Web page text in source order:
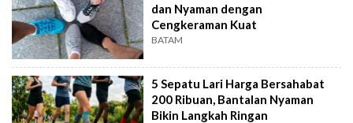
dan Nyaman dengan
Cengkeraman Kuat
BATAM
5 Sepatu Lari Harga Bersahabat
200 Ribuan, Bantalan Nyaman
Bikin Langkah Ringan